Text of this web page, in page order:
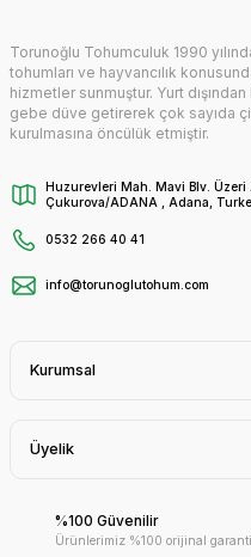
Torunoğlu Tohumculuk 1990
tohumları ve hayvancılık
hizmetler sunmuştur. Yurt
gebe düve getirerek çok sayıda
kurulmasına öncülük etmiştir.
Huzurevleri Mah. Mavi Blv. Üzeri
Çukurova/ADANA , Adana,
0532 266 40 41
info@torunoglutohum.com
Kurumsal
Üyelik
%100 Güvenilir
Ürünlerimiz %100 orijinal